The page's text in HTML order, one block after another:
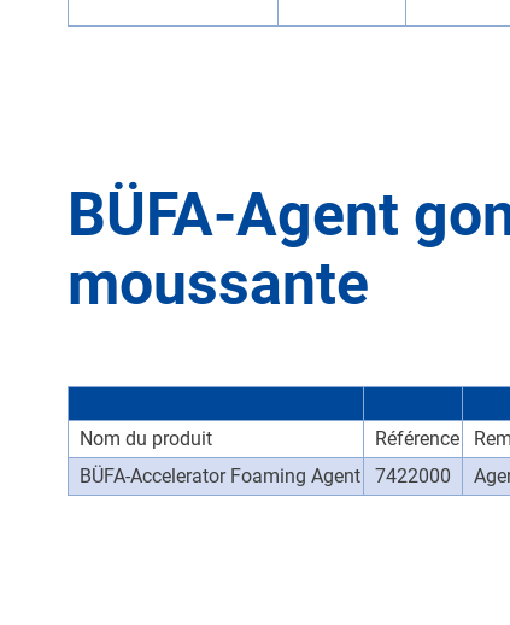
BÜFA-Agent
moussante
Nom du produit Référence
BÜFA-Accelerator Foaming Agent
7422000